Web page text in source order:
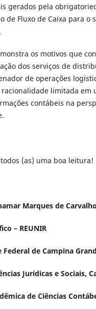
gerados pela
de Fluxo de Caixa para o
os motivos que
dos serviços de
de operações
limitada em
contábeis na
(as) uma boa leitura!
Marques de Carvalho
– REUNIR
Federal de Campina
Jurídicas e Sociais,
de Ciências